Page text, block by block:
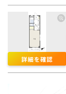
詳細を確認